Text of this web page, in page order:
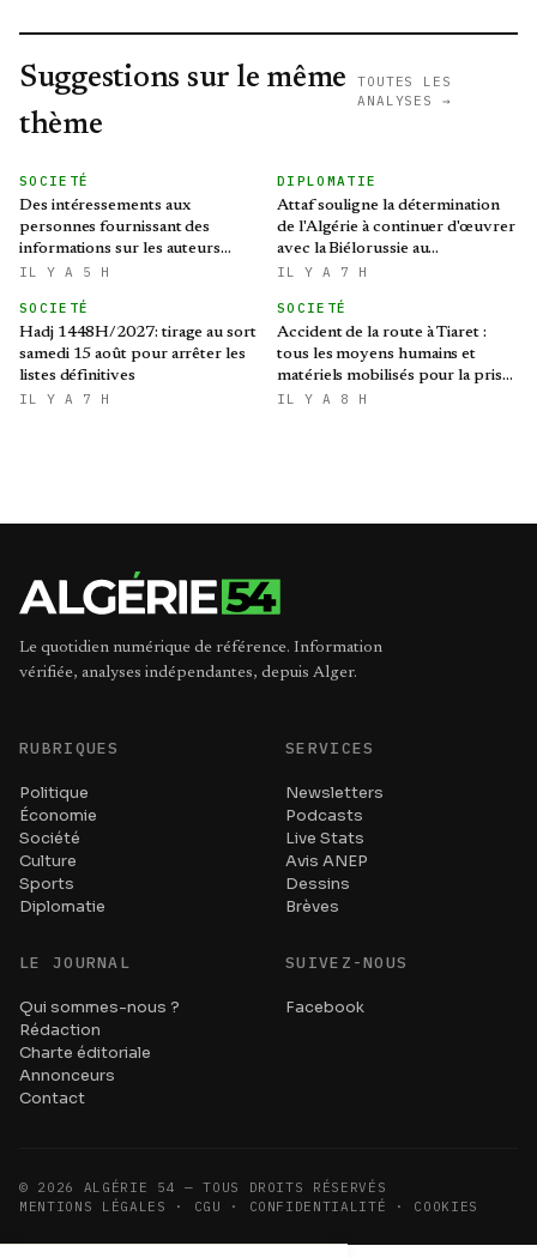
Suggestions sur le même
thème
TOUTES LES
ANALYSES →
SOCIETÉ
Des intéressements aux
personnes fournissant des
informations sur les auteurs
d’infractions liées aux stupéfiants
IL Y A 5 H
DIPLOMATIE
Attaf souligne la détermination
de l'Algérie à continuer d'œuvrer
avec la Biélorussie au
renforcement des relations
IL Y A 7 H
SOCIETÉ
Hadj 1448H/2027: tirage au sort
samedi 15 août pour arrêter les
listes définitives
IL Y A 7 H
SOCIETÉ
Accident de la route à Tiaret :
tous les moyens humains et
matériels mobilisés pour la prise
en charge des blessés
IL Y A 8 H
Le quotidien numérique de référence. Information
vérifiée, analyses indépendantes, depuis Alger.
RUBRIQUES
Politique
Économie
Société
Culture
Sports
Diplomatie
SERVICES
Newsletters
Podcasts
Live Stats
Avis ANEP
Dessins
Brèves
LE JOURNAL
Qui sommes-nous ?
Rédaction
Charte éditoriale
Annonceurs
Contact
SUIVEZ-NOUS
Facebook
© 2026
ALGÉRIE 54 — TOUS DROITS RÉSERVÉS
MENTIONS LÉGALES · CGU · CONFIDENTIALITÉ · COOKIES